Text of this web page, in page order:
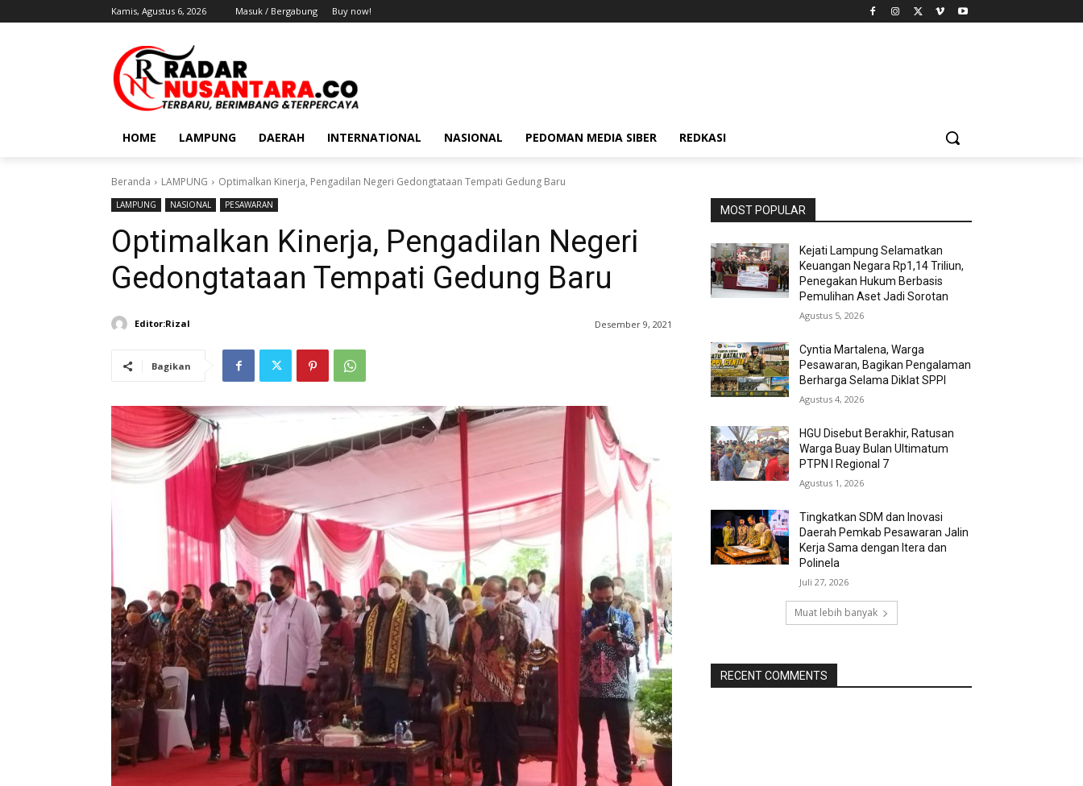
Kamis, Agustus 6, 2026 Masuk / Bergabung Buy now!
HOME LAMPUNG DAERAH INTERNATIONAL NASIONAL PEDOMAN MEDIA SIBER REDKASI
Beranda LAMPUNG Optimalkan Kinerja, Pengadilan Negeri Gedongtataan Tempati Gedung Baru
LAMPUNG NASIONAL PESAWARAN
Optimalkan Kinerja, Pengadilan Negeri
Gedongtataan Tempati Gedung Baru
Editor:Rizal Desember 9, 2021
Bagikan
MOST POPULAR
Kejati Lampung Selamatkan
Keuangan Negara Rp1,14 Triliun,
Penegakan Hukum Berbasis
Pemulihan Aset Jadi Sorotan
Agustus 5, 2026
Cyntia Martalena, Warga
Pesawaran, Bagikan Pengalaman
Berharga Selama Diklat SPPI
Agustus 4, 2026
HGU Disebut Berakhir, Ratusan
Warga Buay Bulan Ultimatum
PTPN I Regional 7
Agustus 1, 2026
Tingkatkan SDM dan Inovasi
Daerah Pemkab Pesawaran Jalin
Kerja Sama dengan Itera dan
Polinela
Juli 27, 2026
Muat lebih banyak
RECENT COMMENTS